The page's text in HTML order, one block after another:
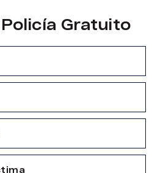
Gratuito